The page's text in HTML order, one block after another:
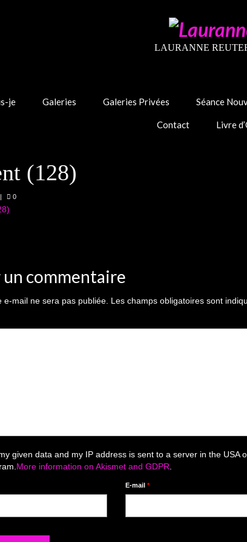
LAURANNE
je Galeries Galeries Privées Séance
Contact Livre
(128)
| 0
un commentaire
e-mail ne sera pas publiée. Les champs obligatoires sont
given data and my IP address is sent to a server in the
More information on Akismet and GDPR
E-mail*